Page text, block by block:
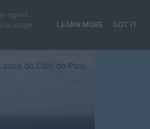
do Cais do Pico,
agent
usage
LEARN MORE GOT IT